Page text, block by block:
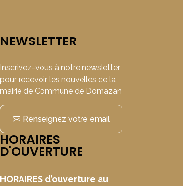
NEWSLETTER
Inscrivez-vous à notre newsletter
pour recevoir les nouvelles de la
mairie de Commune de Domazan
Renseignez votre email
HORAIRES
D'OUVERTURE
HORAIRES d’ouverture au